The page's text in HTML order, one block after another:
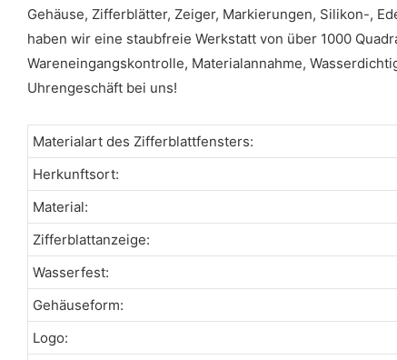
Gehäuse, Zifferblätter, Zeiger, Markierungen, Silikon-,
haben wir eine staubfreie Werkstatt von über 1000
Wareneingangskontrolle, Materialannahme,
Uhrengeschäft bei uns!
Materialart des Zifferblattfensters:
Herkunftsort:
Material:
Zifferblattanzeige:
Wasserfest:
Gehäuseform:
Logo: